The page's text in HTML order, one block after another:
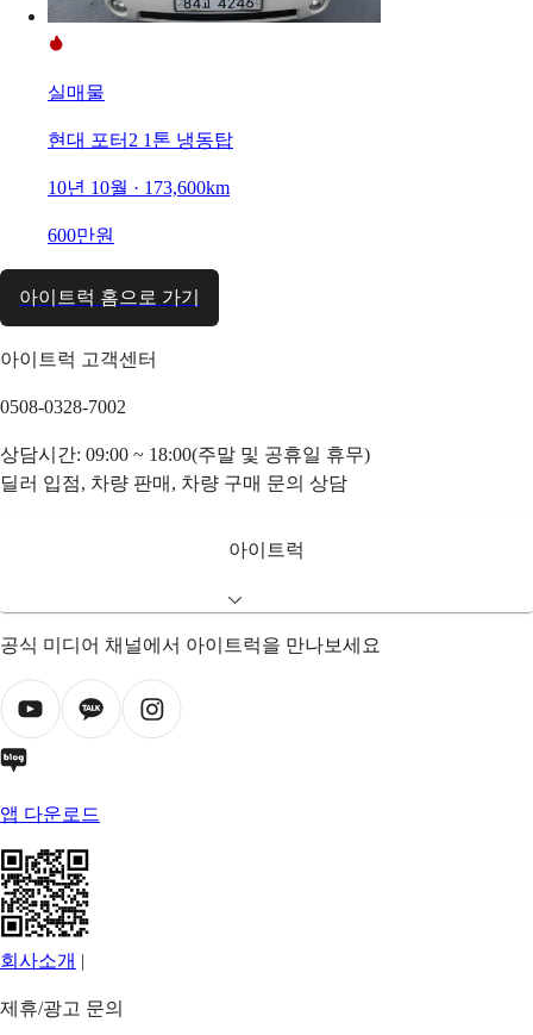
실매물
현대 포터2 1톤 냉동탑
10년 10월 · 173,600km
600만원
아이트럭 홈으로 가기
아이트럭 고객센터
0508-0328-7002
상담시간: 09:00 ~ 18:00(주말 및 공휴일 휴무)
딜러 입점, 차량 판매, 차량 구매 문의 상담
아이트럭
공식 미디어 채널에서 아이트럭을 만나보세요
앱 다운로드
회사소개 |
제휴/광고 문의